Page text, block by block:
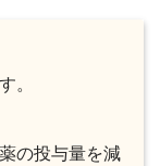
。
の投与量を減